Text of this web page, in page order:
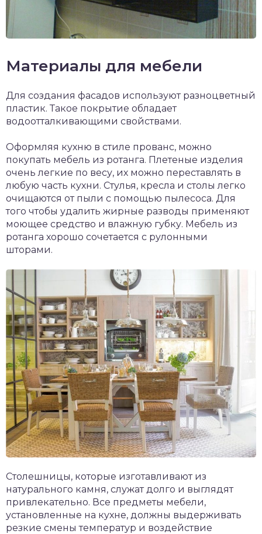
Материалы для мебели
Для создания фасадов используют разноцветный
пластик. Такое покрытие обладает
водоотталкивающими свойствами.
Оформляя кухню в стиле прованс, можно
покупать мебель из ротанга. Плетеные изделия
очень легкие по весу, их можно переставлять в
любую часть кухни. Стулья, кресла и столы легко
очищаются от пыли с помощью пылесоса. Для
того чтобы удалить жирные разводы применяют
моющее средство и влажную губку. Мебель из
ротанга хорошо сочетается с рулонными
шторами.
Столешницы, которые изготавливают из
натурального камня, служат долго и выглядят
привлекательно. Все предметы мебели,
установленные на кухне, должны выдерживать
резкие смены температур и воздействие